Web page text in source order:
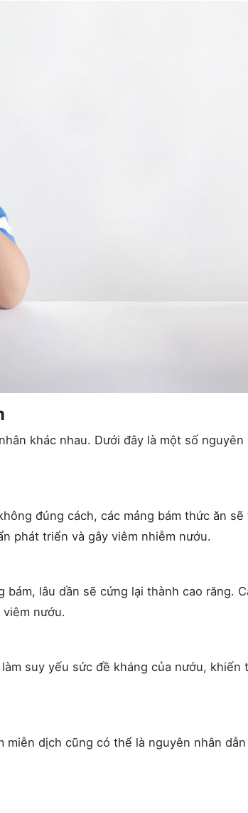
khác nhau. Dưới đây là một số nguyên
đúng cách, các mảng bám thức ăn sẽ
phát triển và gây viêm nhiễm nướu.
lâu dần sẽ cứng lại thành cao răng.
nướu.
suy yếu sức đề kháng của nướu, khiến
dịch cũng có thể là nguyên nhân